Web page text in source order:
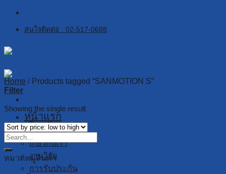
Skip
contentสนใจติดต่อ : 02-517-0688
หน้าแรก
เกี่ยวกับเรา
เกี่ยวกับเรา
งานวิจัย
การรับประกัน
Home /Products tagged “SANMOTION S”
Filter
Showing the single result
หมวดหมู่สินค้า